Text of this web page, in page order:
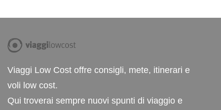
Viaggi Low Cost offre consigli, mete, itinerari e
voli low cost.
Qui troverai sempre nuovi spunti di viaggio e